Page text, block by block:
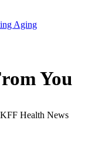
Aging
You
Health News